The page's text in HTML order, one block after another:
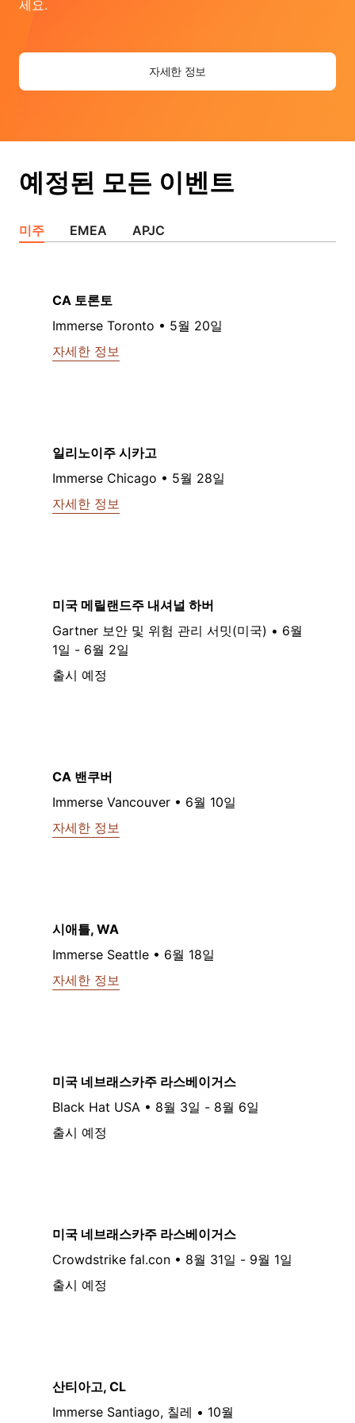
세요.
자세한 정보
예정된 모든 이벤트
미주 EMEA APJC
CA 토론토
Immerse Toronto • 5월 20일
자세한 정보
일리노이주 시카고
Immerse Chicago • 5월 28일
자세한 정보
미국 메릴랜드주 내셔널 하버
Gartner 보안 및 위험 관리 서밋(미국) • 6월
1일 - 6월 2일
출시 예정
CA 밴쿠버
Immerse Vancouver • 6월 10일
자세한 정보
시애틀, WA
Immerse Seattle • 6월 18일
자세한 정보
미국 네브래스카주 라스베이거스
Black Hat USA • 8월 3일 - 8월 6일
출시 예정
미국 네브래스카주 라스베이거스
Crowdstrike fal.con • 8월 31일 - 9월 1일
출시 예정
산티아고, CL
Immerse Santiago, 칠레 • 10월